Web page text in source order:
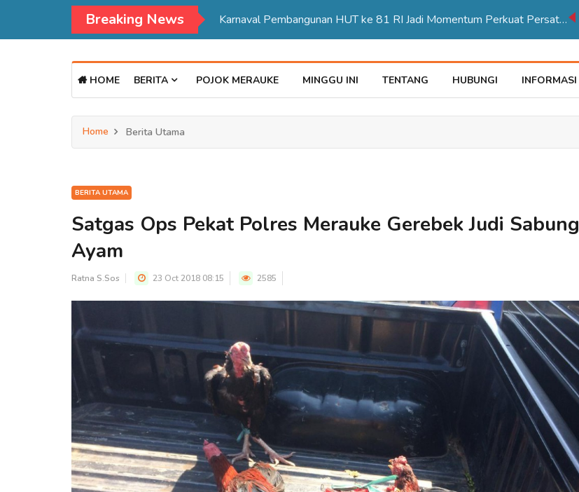
Breaking News Karnaval Pembangunan HUT ke 81 RI Jadi Momentum Perkuat Persatuan di Merauke
HOME BERITA POJOK MERAUKE MINGGU INI TENTANG HUBUNGI INFORMASI
Home Berita Utama
BERITA UTAMA
Satgas Ops Pekat Polres Merauke Gerebek Judi Sabung
Ayam
Ratna S.Sos 23 Oct 2018 08:15 2585